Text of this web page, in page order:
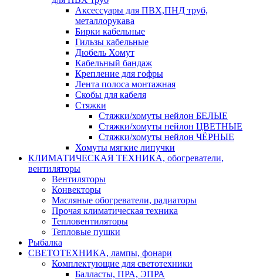
Аксессуары для ПВХ,ПНД труб,
металлорукава
Бирки кабельные
Гильзы кабельные
Дюбель Хомут
Кабельный бандаж
Крепление для гофры
Лента полоса монтажная
Скобы для кабеля
Стяжки
Стяжки/хомуты нейлон БЕЛЫЕ
Стяжки/хомуты нейлон ЦВЕТНЫЕ
Стяжки/хомуты нейлон ЧЁРНЫЕ
Хомуты мягкие липучки
КЛИМАТИЧЕСКАЯ ТЕХНИКА, обогреватели,
вентиляторы
Вентиляторы
Конвекторы
Масляные обогреватели, радиаторы
Прочая климатическая техника
Тепловентиляторы
Тепловые пушки
Рыбалка
СВЕТОТЕХНИКА, лампы, фонари
Комплектующие для светотехники
Балласты, ПРА, ЭПРА